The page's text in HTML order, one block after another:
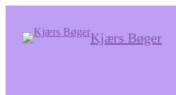
Kjærs Bøger